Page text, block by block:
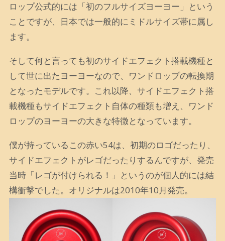
ロップ公式的には「初のフルサイズヨーヨー」という
ことですが、日本では一般的にミドルサイズ帯に属し
ます。
そして何と言っても初のサイドエフェクト搭載機種と
して世に出たヨーヨーなので、ワンドロップの転換期
となったモデルです。これ以降、サイドエフェクト搭
載機種もサイドエフェクト自体の種類も増え、ワンド
ロップのヨーヨーの大きな特徴となっています。
僕が持っているこの赤い54は、初期のロゴだったり、
サイドエフェクトがレゴだったりするんですが、発売
当時「レゴが付けられる！」というのが個人的には結
構衝撃でした。オリジナルは2010年10月発売。